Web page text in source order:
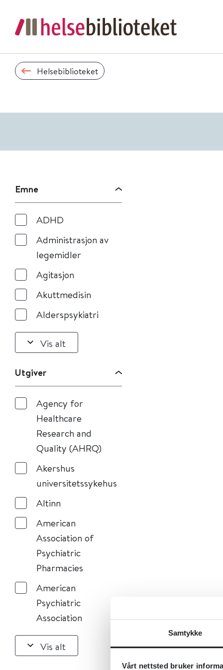
Samtykke
Vårt nettsted bruker
Helsebiblioteket
Emne
ADHD
Administrasjon av
legemidler
Agitasjon
Akuttmedisin
Alderspsykiatri
Vis alt
Utgiver
Agency for
Healthcare
Research and
Quality (AHRQ)
Akershus
universitetssykehus
Altinn
American
Association of
Psychiatric
Pharmacies
American
Psychiatric
Association
Vis alt